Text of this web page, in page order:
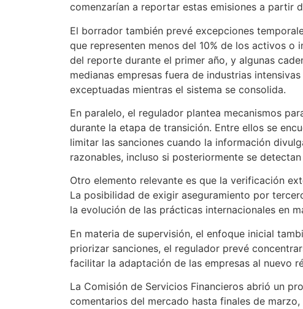
comenzarían a reportar estas emisiones a partir
El borrador también prevé excepciones
que representen menos del 10% de los activos
del reporte durante el primer año, y algunas
medianas empresas fuera de industrias
exceptuadas mientras el sistema se consolida.
En paralelo, el regulador plantea mecanismos
durante la etapa de transición. Entre ellos se
limitar las sanciones cuando la información
razonables, incluso si posteriormente se
Otro elemento relevante es que la verificación
La posibilidad de exigir aseguramiento por
la evolución de las prácticas internacionales en
En materia de supervisión, el enfoque inicial
priorizar sanciones, el regulador prevé
facilitar la adaptación de las empresas al nuevo
La Comisión de Servicios Financieros abrió un
comentarios del mercado hasta finales de